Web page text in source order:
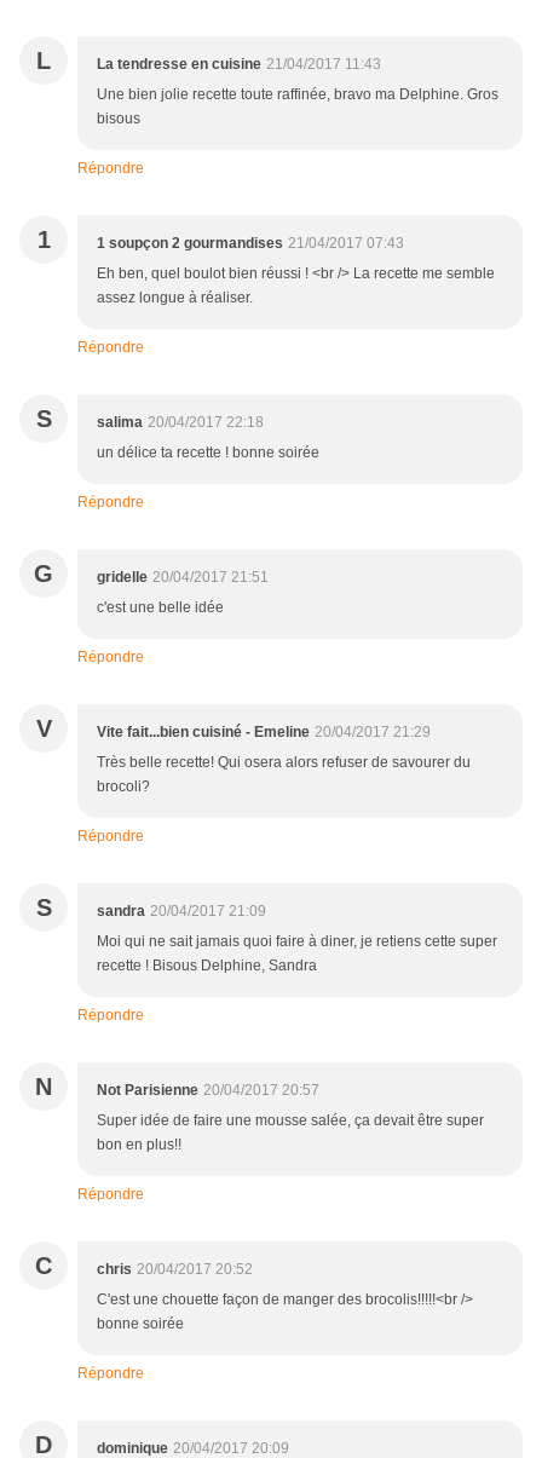
L La tendresse en cuisine 21/04/2017 11:43
Une bien jolie recette toute raffinée, bravo ma Delphine. Gros
bisous
Répondre
1 1 soupçon 2 gourmandises 21/04/2017 07:43
Eh ben, quel boulot bien réussi ! <br /> La recette me semble
assez longue à réaliser.
Répondre
S salima 20/04/2017 22:18
un délice ta recette ! bonne soirée
Répondre
G gridelle 20/04/2017 21:51
c'est une belle idée
Répondre
V Vite fait...bien cuisiné - Emeline 20/04/2017 21:29
Très belle recette! Qui osera alors refuser de savourer du
brocoli?
Répondre
S sandra 20/04/2017 21:09
Moi qui ne sait jamais quoi faire à diner, je retiens cette super
recette ! Bisous Delphine, Sandra
Répondre
N Not Parisienne 20/04/2017 20:57
Super idée de faire une mousse salée, ça devait être super
bon en plus!!
Répondre
C chris 20/04/2017 20:52
C'est une chouette façon de manger des brocolis!!!!!<br />
bonne soirée
Répondre
D dominique 20/04/2017 20:09